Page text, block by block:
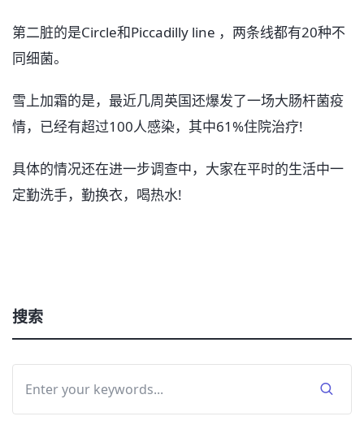
第二脏的是Circle和Piccadilly line ，两条线都有20种不
同细菌。
雪上加霜的是，最近几周英国还爆发了一场大肠杆菌疫
情，已经有超过100人感染，其中61%住院治疗!
具体的情况还在进一步调查中，大家在平时的生活中一
定勤洗手，勤换衣，喝热水!
搜索